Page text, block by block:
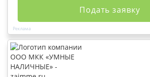
Подать заявку